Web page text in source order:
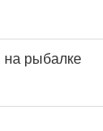
на рыбалке